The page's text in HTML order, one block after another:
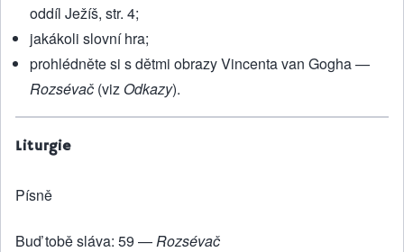
oddíl Ježíš, str. 4;
jakákoli slovní hra;
prohlédněte si s dětmi obrazy Vincenta van Gogha —
Rozsévač (viz Odkazy).
Liturgie
Písně
Buď tobě sláva: 59 —Rozsévač